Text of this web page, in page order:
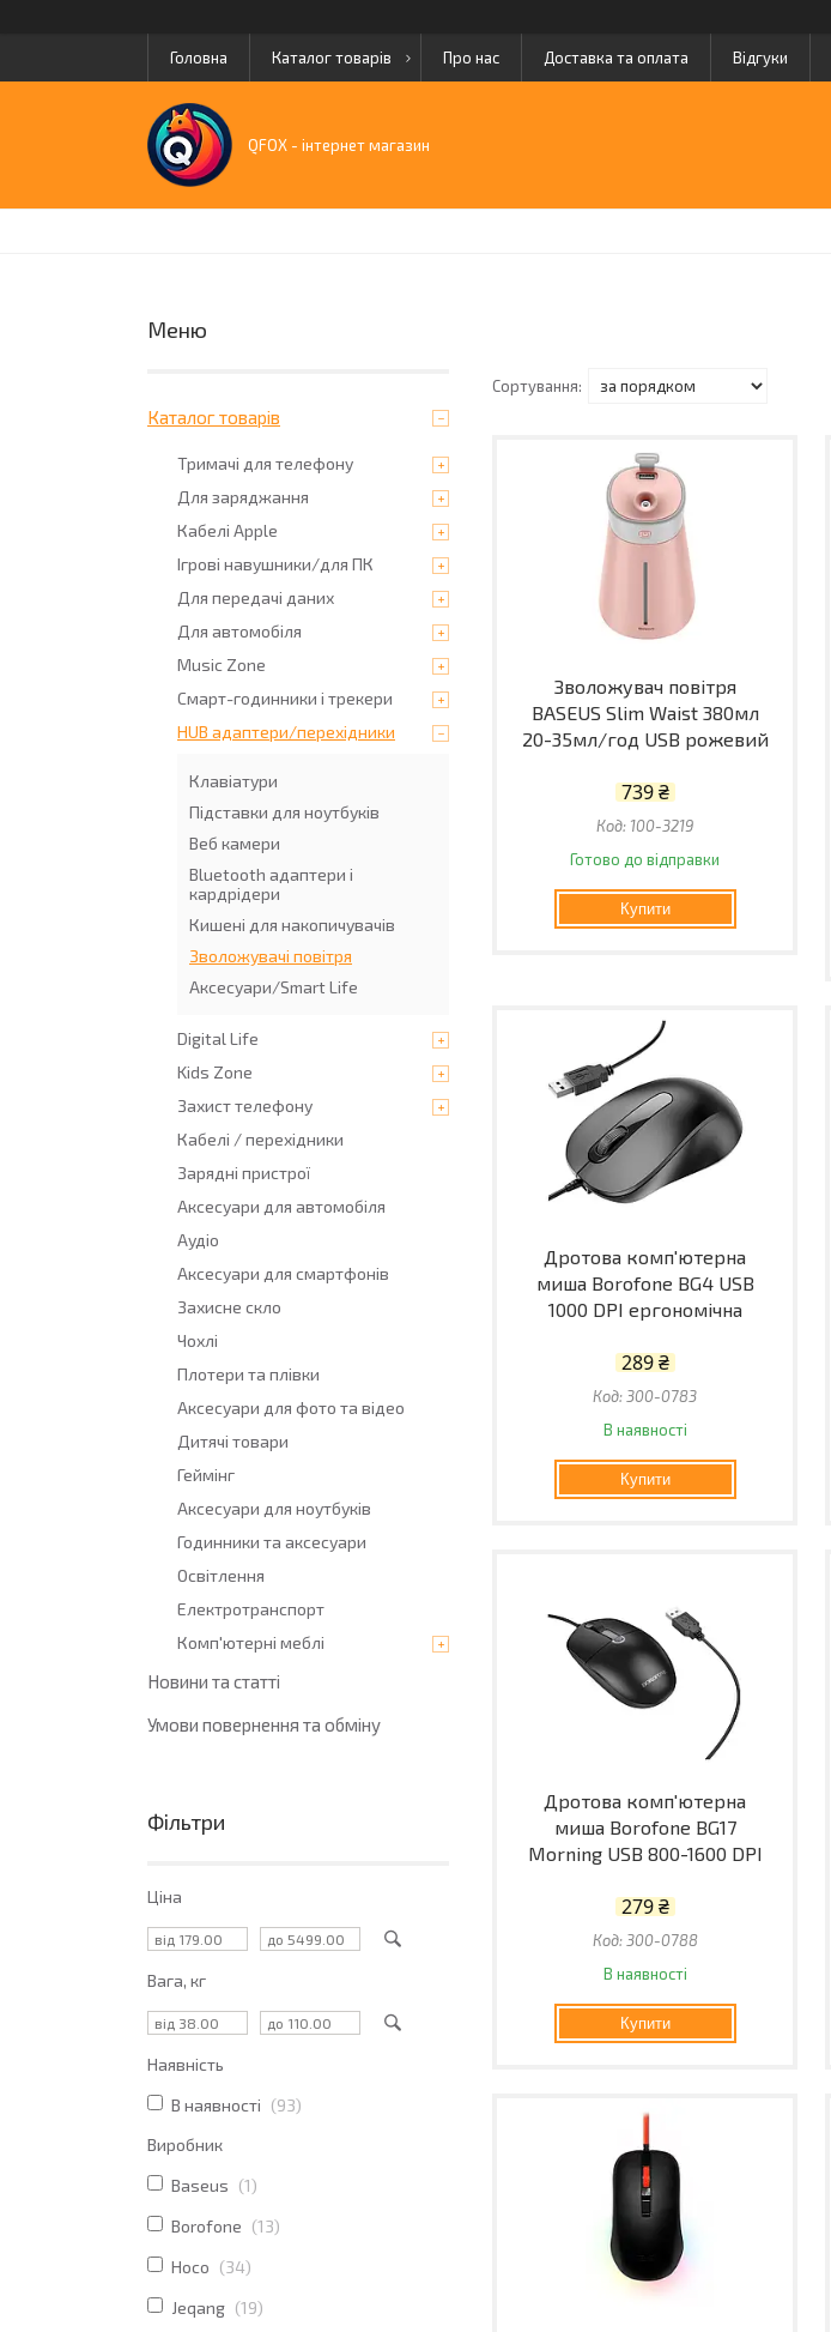
Головна Каталог товарів Про нас Доставка та оплата Відгуки
QFOX - інтернет магазин
Зволожувач повітря
BASEUS Slim Waist 380мл
20-35мл/год USB рожевий
739 ₴
100-3219
Готово до відправки
Купити
Дротова комп'ютерна
миша Borofone BG4 USB
1000 DPI ергономічна
289 ₴
300-0783
В наявності
Купити
Дротова комп'ютерна
миша Borofone BG17
Morning USB 800-1600 DPI
279 ₴
300-0788
В наявності
Купити
Каталог товарів
Тримачі для телефону
Для заряджання
Кабелі Apple
Ігрові навушники/для ПК
Для передачі даних
Для автомобіля
Music Zone
Смарт-годинники і трекери
HUB адаптери/перехідники
Клавіатури
Пiдставки для ноутбукiв
Веб камери
Bluetoоth адаптери і
кардрідери
Кишені для накопичувачів
Зволожувачі повітря
Аксесуари/Smart Life
Digital Life
Kids Zone
Захист телефону
Кабелі / перехідники
Зарядні пристрої
Аксесуари для автомобіля
Аудіо
Аксесуари для смартфонів
Захисне скло
Чохлі
Плотери та плівки
Аксесуари для фото та відео
Дитячі товари
Геймінг
Аксесуари для ноутбуків
Годинники та аксесуари
Освітлення
Електротранспорт
Комп'ютерні меблі
Новини та статті
Умови повернення та обміну
Фільтри
Ціна
Вага, кг
Наявність
В наявності
93
Виробник
Baseus
1
Borofone
13
Hoco
34
Jeqang
19